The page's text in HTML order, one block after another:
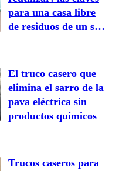
para una casa libre
de residuos de un solo
El truco casero que
elimina el sarro de la
pava eléctrica sin
productos químicos
Trucos caseros para